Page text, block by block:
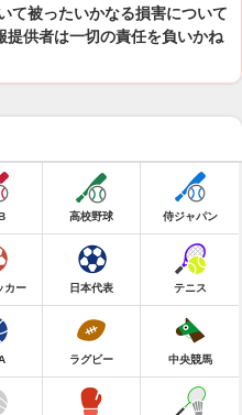
て被ったいかなる損害について
提供者は一切の責任を負いかね
高校野球 侍ジャパン
カー 日本代表 テニス
ラグビー 中央競馬